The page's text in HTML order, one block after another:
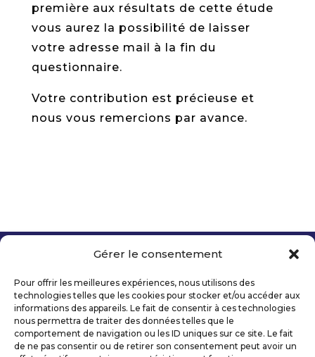
Gérer le consentement
Pour offrir les meilleures expériences, nous utilisons des
technologies telles que les cookies pour stocker et/ou accéder aux
informations des appareils. Le fait de consentir à ces technologies
nous permettra de traiter des données telles que le
comportement de navigation ou les ID uniques sur ce site. Le fait
de ne pas consentir ou de retirer son consentement peut avoir un
première aux résultats de cette étude
vous aurez la possibilité de laisser
votre adresse mail à la fin du
questionnaire.
Votre contribution est précieuse et
nous vous remercions par avance.
Mentions légales
Politique de confidentialité
Déclaration d’accessibilité numérique